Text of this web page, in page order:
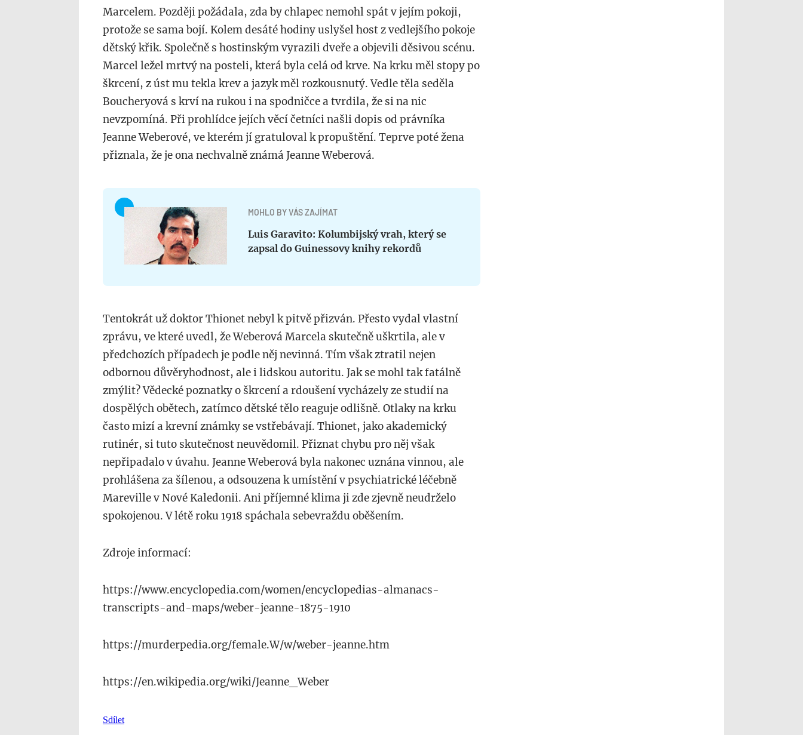
Marcelem. Později požádala, zda by chlapec nemohl spát v jejím pokoji,
protože se sama bojí. Kolem desáté hodiny uslyšel host z vedlejšího pokoje
dětský křik. Společně s hostinským vyrazili dveře a objevili děsivou scénu.
Marcel ležel mrtvý na posteli, která byla celá od krve. Na krku měl stopy po
škrcení, z úst mu tekla krev a jazyk měl rozkousnutý. Vedle těla seděla
Boucheryová s krví na rukou i na spodničce a tvrdila, že si na nic
nevzpomíná. Při prohlídce jejích věcí četníci našli dopis od právníka
Jeanne Weberové, ve kterém jí gratuloval k propuštění. Teprve poté žena
přiznala, že je ona nechvalně známá Jeanne Weberová.
MOHLO BY VÁS ZAJÍMAT
Luis Garavito: Kolumbijský vrah, který se
zapsal do Guinessovy knihy rekordů
Tentokrát už doktor Thionet nebyl k pitvě přizván. Přesto vydal vlastní
zprávu, ve které uvedl, že Weberová Marcela skutečně uškrtila, ale v
předchozích případech je podle něj nevinná. Tím však ztratil nejen
odbornou důvěryhodnost, ale i lidskou autoritu. Jak se mohl tak fatálně
zmýlit? Vědecké poznatky o škrcení a rdoušení vycházely ze studií na
dospělých obětech, zatímco dětské tělo reaguje odlišně. Otlaky na krku
často mizí a krevní známky se vstřebávají. Thionet, jako akademický
rutinér, si tuto skutečnost neuvědomil. Přiznat chybu pro něj však
nepřipadalo v úvahu. Jeanne Weberová byla nakonec uznána vinnou, ale
prohlášena za šílenou, a odsouzena k umístění v psychiatrické léčebně
Mareville v Nové Kaledonii. Ani příjemné klima ji zde zjevně neudrželo
spokojenou. V létě roku 1918 spáchala sebevraždu oběšením.
Zdroje informací:
https://www.encyclopedia.com/women/encyclopedias-almanacs-
transcripts-and-maps/weber-jeanne-1875-1910
https://murderpedia.org/female.W/w/weber-jeanne.htm
https://en.wikipedia.org/wiki/Jeanne_Weber
Sdílet